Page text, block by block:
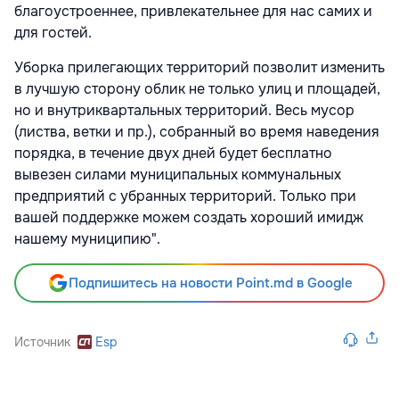
благоустроеннее, привлекательнее для нас самих и
для гостей.
Уборка прилегающих территорий позволит изменить
в лучшую сторону облик не только улиц и площадей,
но и внутриквартальных территорий. Весь мусор
(листва, ветки и пр.), собранный во время наведения
порядка, в течение двух дней будет бесплатно
вывезен силами муниципальных коммунальных
предприятий с убранных территорий. Только при
вашей поддержке можем создать хороший имидж
нашему муниципию".
Подпишитесь на новости Point.md в Google
Источник Esp